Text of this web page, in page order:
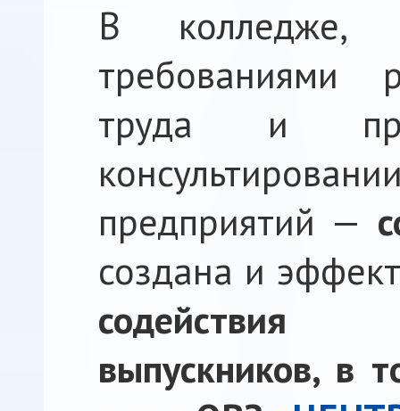
В колледже,
требованиями
труда и при
предприятий —
создана и
содействия
выпускников, в